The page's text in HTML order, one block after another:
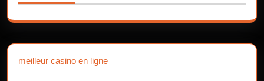
meilleur casino en ligne